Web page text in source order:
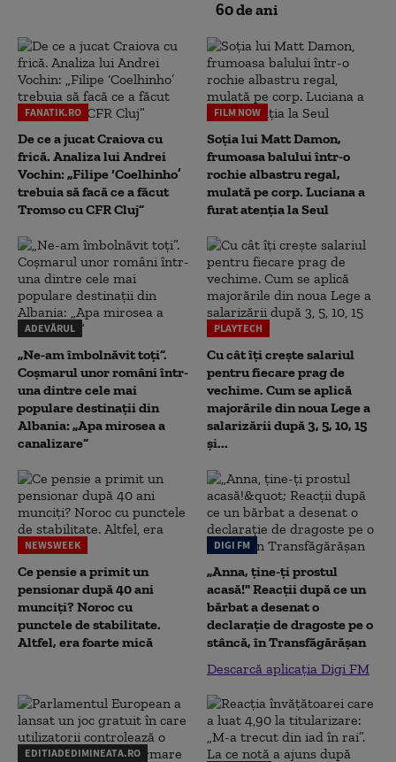
60 de ani
FANATIK.RO
De ce a jucat Craiova cu
frică. Analiza lui Andrei
Vochin: „Filipe ‘Coelhinho’
trebuia să facă ce a făcut
Tromso cu CFR Cluj”
FILM NOW
Soția lui Matt Damon,
frumoasa balului într-o
rochie albastru regal,
mulată pe corp. Luciana a
furat atenția la Seul
ADEVĂRUL
„Ne-am îmbolnăvit toți”.
Coșmarul unor români într-
una dintre cele mai
populare destinații din
Albania: „Apa mirosea a
canalizare”
PLAYTECH
Cu cât îți crește salariul
pentru fiecare prag de
vechime. Cum se aplică
majorările din noua Lege a
salarizării după 3, 5, 10, 15
și...
NEWSWEEK
Ce pensie a primit un
pensionar după 40 ani
munciți? Noroc cu
punctele de stabilitate.
Altfel, era foarte mică
DIGI FM
„Anna, ţine-ţi prostul
acasă!" Reacţii după ce un
bărbat a desenat o
declaraţie de dragoste pe o
stâncă, în Transfăgărăşan
Descarcă aplicația Digi FM
EDITIADEDIMINEATA.RO